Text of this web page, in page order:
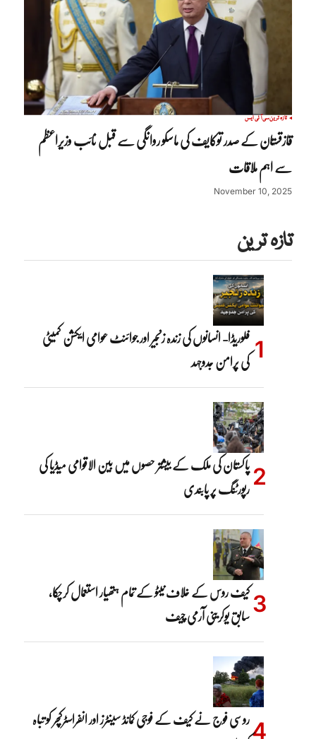
تازہ ترینسی آئی ایس
قازقستان کے صدر توکایف کی ماسکو روانگی سے قبل نائب وزیراعظم
سے اہم ملاقات
November 10, 2025
تازہ ترین
فلوریڈا- انسانوں کی زندہ زنجیر اور جوائنٹ عوامی ایکشن کمیٹی
کی پرامن جدوجہد
پاکستان کی ملک کے بیشتر حصوں میں بین الاقوامی میڈیا کی
رپورٹنگ پر پابندی
کیف روس کے خلاف نیٹو کے تمام ہتھیار استعمال کرچکا،
سابق یوکرینی آرمی چیف
روسی فوج نے کیف کے فوجی کمانڈ سینٹرز اور انفراسٹرکچر کو تباہ